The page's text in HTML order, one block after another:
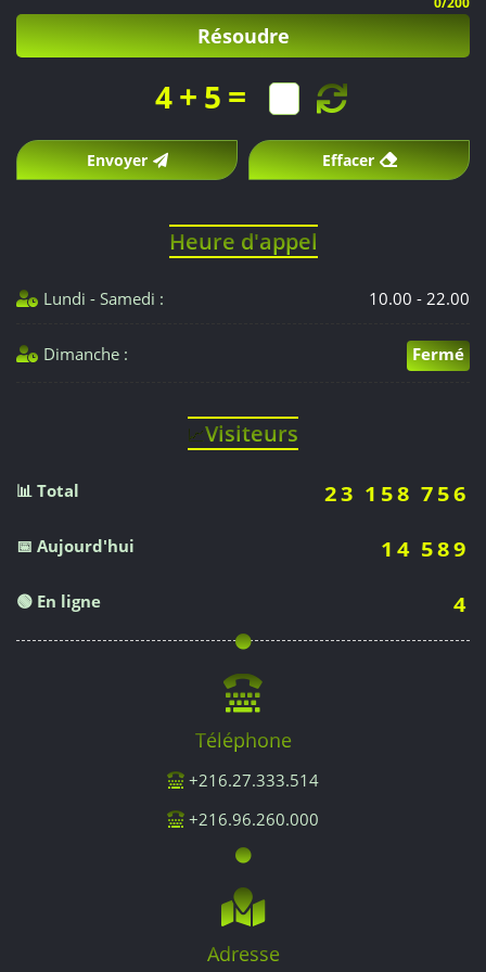
Résoudre
4+ 5 =
Envoyer Effacer
Heure d'appel
Lundi - Samedi : 10.00 - 22.00
Dimanche : Fermé
📈Visiteurs
📊 Total 23 158 756
📅 Aujourd'hui 14 589
🟢 En ligne 4
Téléphone
+216.27.333.514
+216.96.260.000
Adresse